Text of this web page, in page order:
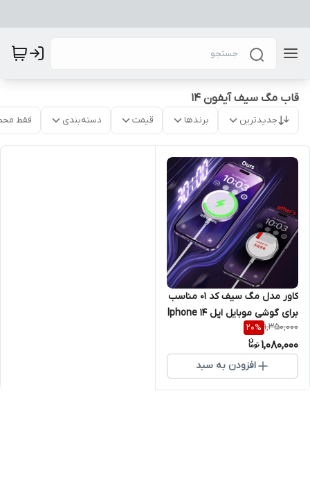
قاب مگ سیف آیفون 14
جدیدترین برندها قیمت دسته‌بندی فقط
کاور مدل مگ سیف کد 01 مناسب
برای گوشی موبایل اپل Iphone 14
PRO
1,350,000
20%
1,080,000
افزودن به سبد